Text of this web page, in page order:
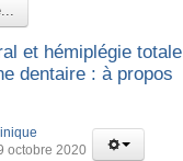
et hémiplégie totale
dentaire : à propos
octobre 2020